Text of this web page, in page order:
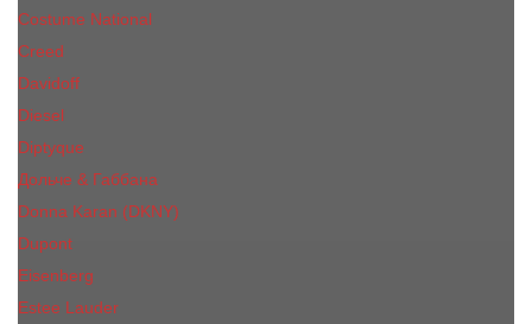
Costume National
Creed
Davidoff
Diesel
Diptyque
Дольче & Габбана
Donna Karan (DKNY)
Dupont
Eisenberg
Еsteе Lаudеr